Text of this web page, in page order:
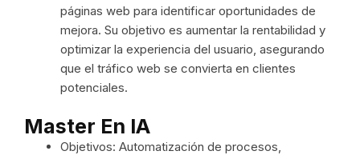
páginas web para identificar oportunidades de
mejora. Su objetivo es aumentar la rentabilidad y
optimizar la experiencia del usuario, asegurando
que el tráfico web se convierta en clientes
potenciales.
Master En IA
Objetivos: Automatización de procesos,